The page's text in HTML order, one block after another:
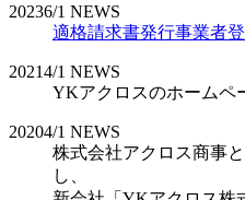
20236/1 NEWS
適格請求書発行事業者
20214/1 NEWS
YKアクロスのホームペ
20204/1 NEWS
株式会社アクロス商事
し、